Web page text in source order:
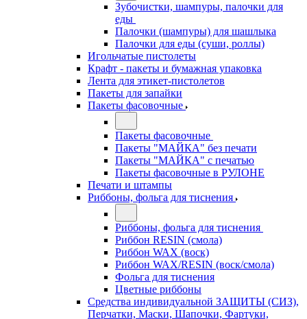
Зубочистки, шампуры, палочки для
еды
Палочки (шампуры) для шашлыка
Палочки для еды (суши, роллы)
Игольчатые пистолеты
Крафт - пакеты и бумажная упаковка
Лента для этикет-пистолетов
Пакеты для запайки
Пакеты фасовочные
Пакеты фасовочные
Пакеты "МАЙКА" без печати
Пакеты "МАЙКА" с печатью
Пакеты фасовочные в РУЛОНЕ
Печати и штампы
Риббоны, фольга для тиснения
Риббоны, фольга для тиснения
Риббон RESIN (смола)
Риббон WAX (воск)
Риббон WAX/RESIN (воск/смола)
Фольга для тиснения
Цветные риббоны
Средства индивидуальной ЗАЩИТЫ (СИЗ),
Перчатки, Маски, Шапочки, Фартуки,